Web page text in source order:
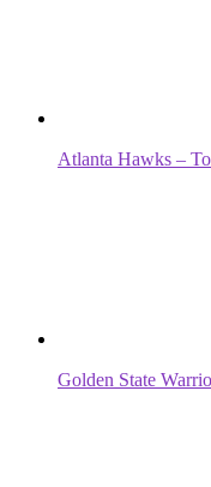
Atlanta Hawks –
Golden State